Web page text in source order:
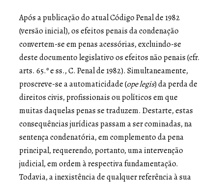
Após a publicação do atual Código Penal de 1982
(versão inicial), os efeitos penais da condenação
convertem-se em penas acessórias, excluindo-se
deste documento legislativo os efeitos não penais (cfr.
arts. 65.º e ss., C. Penal de 1982). Simultaneamente,
proscreve-se a automaticidade (ope legis) da perda de
direitos civis, profissionais ou políticos em que
muitas daquelas penas se traduzem. Destarte, estas
consequências jurídicas passam a ser cominadas, na
sentença condenatória, em complemento da pena
principal, requerendo, portanto, uma intervenção
judicial, em ordem à respectiva fundamentação.
Todavia, a inexistência de qualquer referência à sua